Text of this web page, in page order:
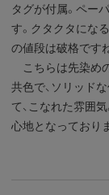
タグが付属。ペー
す。クタクタにな
の値段は破格ですね
こちらは先染め
共色で、ソリッド
て、こなれた雰囲
心地となっており